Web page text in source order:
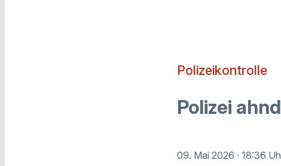
Polizeikontrolle
Polizei
09. Mai 2026 · 18:36